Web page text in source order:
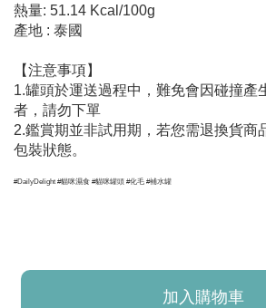
熱量: 51.14 Kcal/100g
產地 : 泰國
【注意事項】
1.罐頭於運送過程中，難免會因碰撞產
者，請勿下單
2.鑑賞期並非試用期，若您需退換貨商
包裝狀態。
#DailyDelight #貓咪濕食 #貓咪罐頭 #化毛 #補水罐
加入購物車